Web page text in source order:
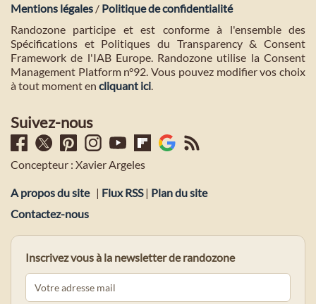
Mentions légales / Politique de confidentialité
Randozone participe et est conforme à l'ensemble des
Spécifications et Politiques du Transparency & Consent
Framework de l'IAB Europe. Randozone utilise la Consent
Management Platform n°92. Vous pouvez modifier vos choix
à tout moment en cliquant ici
Suivez-nous
Concepteur : Xavier Argeles
A propos du site | Flux RSS| Plan du site
Contactez-nous
Inscrivez vous à la newsletter de randozone